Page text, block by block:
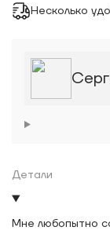
Несколько
Детали
Мне любопытно